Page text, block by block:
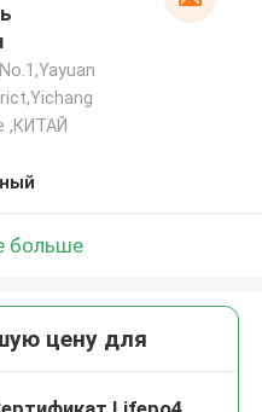
,КИТАЙ
больше
цену для